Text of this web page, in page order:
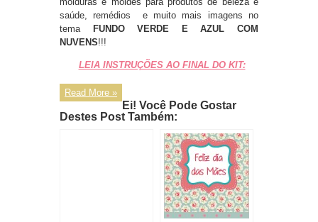
saúde, remédios e muito mais imagens no
tema
FUNDO VERDE E AZUL COM
NUVENS!!!
LEIA INSTRUÇÕES AO FINAL DO KIT:
Read More »
Ei! Você Pode Gostar
Destes Post Também: